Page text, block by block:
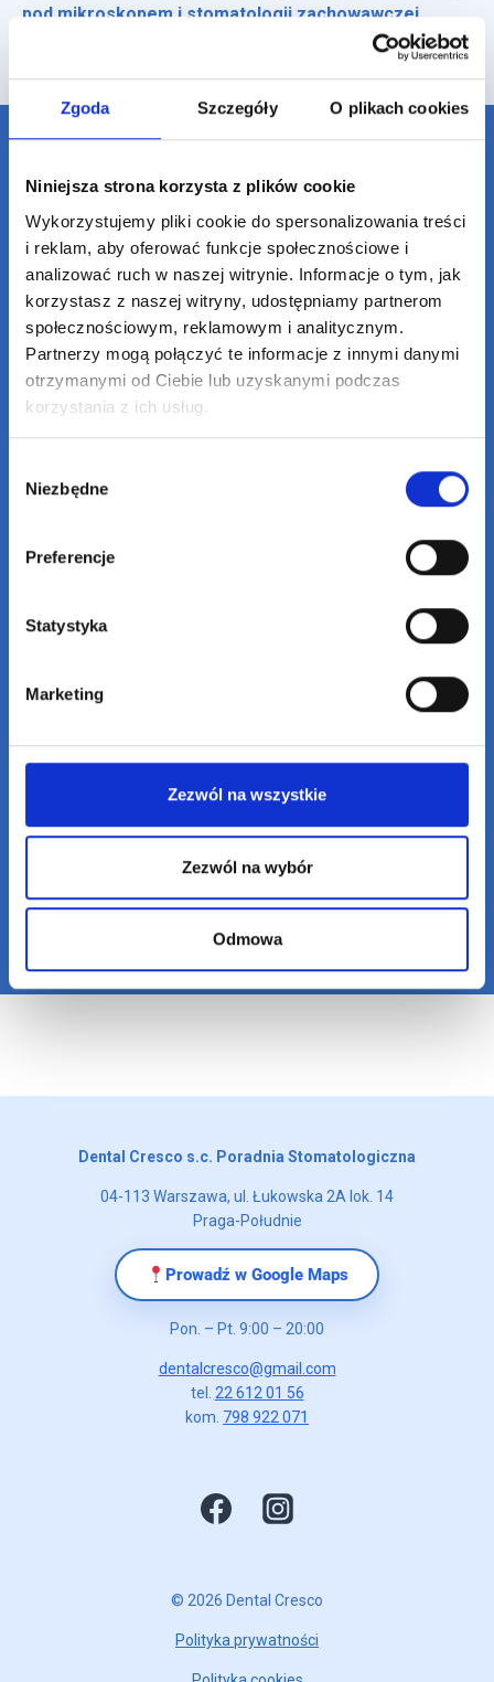
Zgoda Szczegóły O plikach cookies
Niniejsza strona korzysta z plików cookie
Wykorzystujemy pliki cookie do spersonalizowania treści
i reklam, aby oferować funkcje społecznościowe i
analizować ruch w naszej witrynie. Informacje o tym, jak
korzystasz z naszej witryny, udostępniamy partnerom
społecznościowym, reklamowym i analitycznym.
Partnerzy mogą połączyć te informacje z innymi danymi
otrzymanymi od Ciebie lub uzyskanymi podczas
korzystania z ich usług.
zgody
Niezbędne
Preferencje
Statystyka
Marketing
Zezwól na wszystkie
Zezwól na wybór
Odmowa
pod mikroskopem i stomatologii zachowawczej.
Potrzebujesz pomocy?
Skontaktuj się z nami.
Umów się na wizytę
Imię i Nazwisko *
Email*
Wiadomość
mnie informacji w tej witrynie internetowej do celów
udzielenia odpowiedzi na moje zapytanie.
Dental Cresco s.c. Poradnia Stomatologiczna
04-113 Warszawa, ul. Łukowska 2A lok. 14
Praga-Południe
Prowadź w Google Maps
Pon. – Pt. 9:00 – 20:00
dentalcresco@gmail.com
tel. 22 612 01 56
kom. 798 922 071
© 2026 Dental Cresco
Polityka prywatności